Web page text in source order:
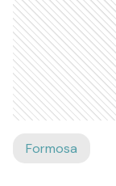
Formosa